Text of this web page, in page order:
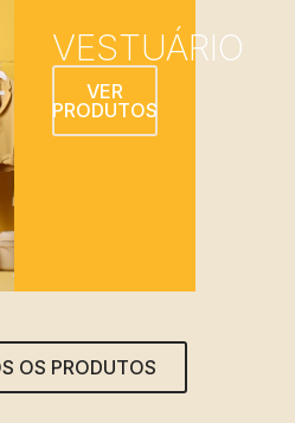
VESTUÁRIO
VER
PRODUTOS
OS PRODUTOS